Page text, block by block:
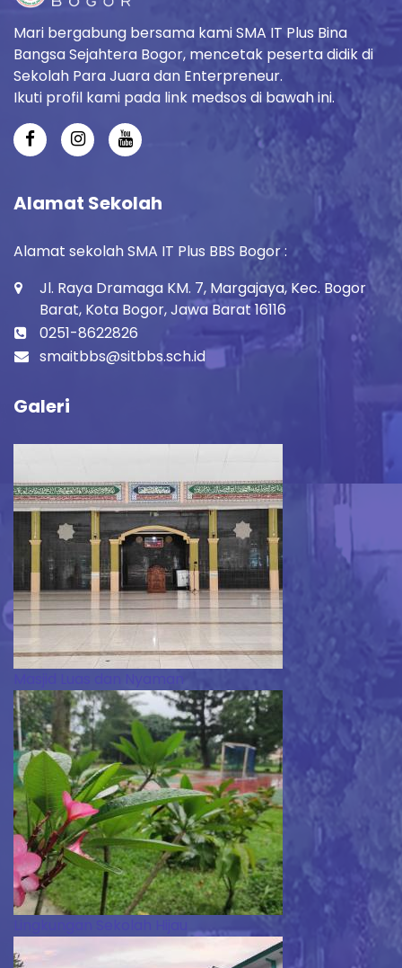
Mari bergabung bersama kami SMA IT Plus Bina
Bangsa Sejahtera Bogor, mencetak peserta didik di
Sekolah Para Juara dan Enterpreneur.
Ikuti profil kami pada link medsos di bawah ini.
Alamat Sekolah
Alamat sekolah SMA IT Plus BBS Bogor :
Jl. Raya Dramaga KM. 7, Margajaya, Kec. Bogor
Barat, Kota Bogor, Jawa Barat 16116
0251-8622826
smaitbbs@sitbbs.sch.id
Galeri
Masjid Luas dan Nyaman
Lingkungan Sekolah Hijau